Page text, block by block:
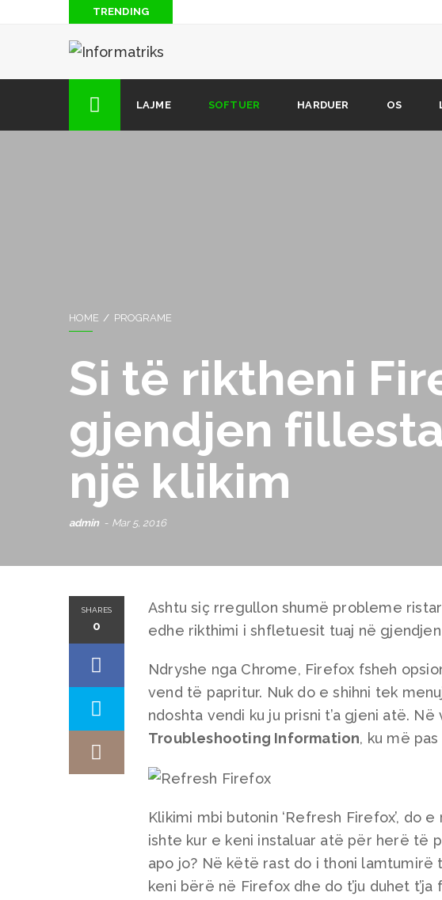
TRENDING
Si të fshini përgjithmonë llogarinë tuaj në Gmail, Google + dhe YouTube
Internet falas me Vodafone dhe Telekom
Arkitektura e Kompjuterit: Mikroprocesorët e Sotëm
LAJME SOFTUER HARDUER OS
HOME PROGRAME
Si të riktheni
gjendjen
një klikim
admin Mar 5, 2016
SHARES
0
Ashtu siç rregullon shumë probleme
edhe rikthimi i shfletuesit tuaj në
Ndryshe nga Chrome, Firefox fsheh
vend të papritur. Nuk do e shihni tek
ndoshta vendi ku ju prisni t’a gjeni atë.
Troubleshooting Information, ku më
Klikimi mbi butonin ‘Refresh Firefox’, do
ishte kur e keni instaluar atë për herë të
apo jo? Në këtë rast do i thoni
keni bërë në Firefox dhe do t’ju duhet t’ja